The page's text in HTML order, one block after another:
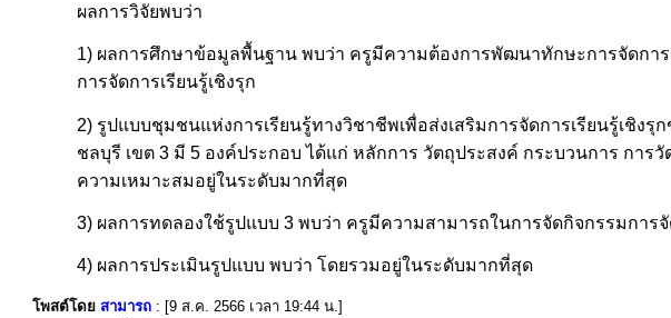
ผลการวิจัยพบว่า
1) ผลการศึกษาข้อมูลพื้นฐาน พบว่า ครูมีความต้องการพัฒนาทักษะการจัดการ
การจัดการเรียนรู้เชิงรุก
2) รูปแบบชุมชนแห่งการเรียนรู้ทางวิชาชีพเพื่อส่งเสริมการจัดการเรียนรู้เชิง
ชลบุรี เขต 3 มี 5 องค์ประกอบ ได้แก่ หลักการ วัตถุประสงค์ กระบวนการ การ
ความเหมาะสมอยู่ในระดับมากที่สุด
3) ผลการทดลองใช้รูปแบบ 3 พบว่า ครูมีความสามารถในการจัดกิจกรรมการจั
4) ผลการประเมินรูปแบบ พบว่า โดยรวมอยู่ในระดับมากที่สุด
โพสต์โดย สามารถ : [9 ส.ค. 2566 เวลา 19:44 น.]